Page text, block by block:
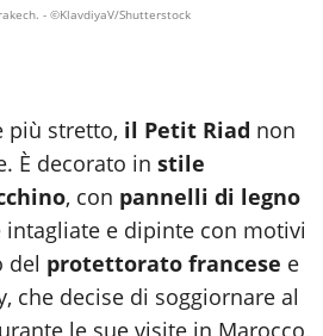
- ©KlavdiyaV/Shutterstock
più stretto, il Petit Riad non
È decorato in stile
, con pannelli di legno
e dipinte con motivi
del protettorato francese e
che decise di soggiornare al
le sue visite in Marocco,